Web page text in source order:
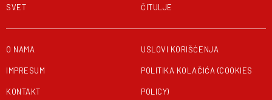
SVET ČITULJE
O NAMA
IMPRESUM
KONTAKT
USLOVI KORIŠĆENJA
POLITIKA KOLAČIĆA (COOKIES
POLICY)